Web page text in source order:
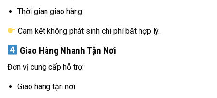
Thời gian giao hàng
Cam kết không phát sinh chi phí bất hợp lý.
Giao Hàng Nhanh Tận Nơi
Đơn vị cung cấp hỗ trợ:
Giao hàng tận nơi